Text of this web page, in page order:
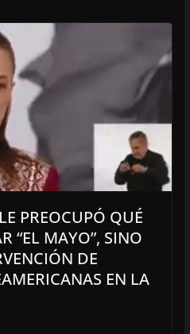
PREOCUPÓ QUÉ
“EL MAYO”, SINO
DE
EN LA